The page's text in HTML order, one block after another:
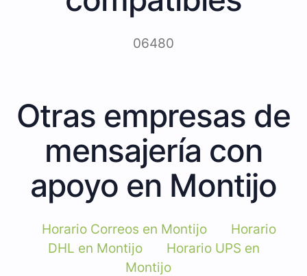
06480
Otras empresas de
mensajería con
apoyo en Montijo
Horario Correos en Montijo
Horario
DHL en Montijo
Horario UPS en
Montijo